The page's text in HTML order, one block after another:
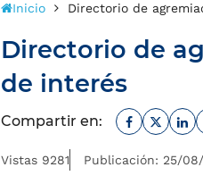
Inicio Directorio de
Directorio de
de interés
Compartir en: Facebook
Vistas 9281 Publicación: 25/08/